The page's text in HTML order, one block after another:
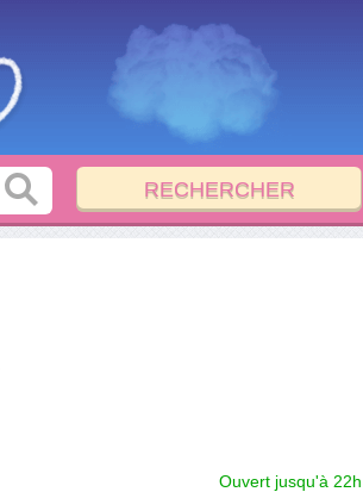
Ouvert jusqu'à 22h